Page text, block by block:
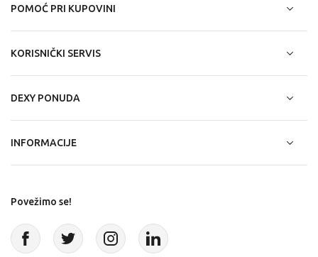
POMOĆ PRI KUPOVINI
KORISNIČKI SERVIS
DEXY PONUDA
INFORMACIJE
Povežimo se!